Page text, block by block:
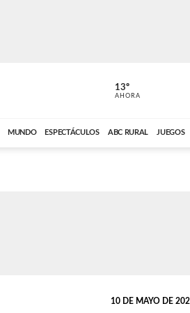
ABC CARDINAL
13º
AHORA
MUNDO ESPECTÁCULOS ABC RURAL JUEGOS
10 DE MAYO DE